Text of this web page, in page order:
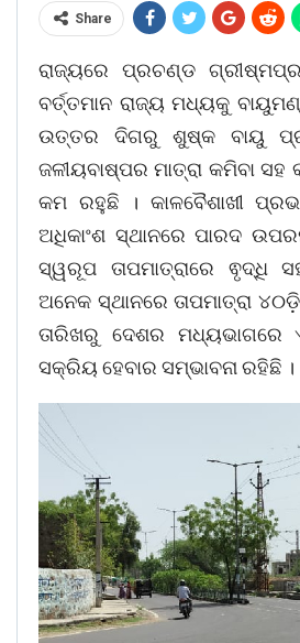
Share
ରାଜ୍ୟରେ ପ୍ରଚଣ୍ଡ
ବର୍ତ୍ତମାନ ରାଜ୍ୟ ମଧ୍ୟକୁ
ଉତ୍ତର ଦିଗରୁ ଶୁଷ୍କ ବାୟୁ
ଜଳୀୟବାଷ୍ପର ମାତ୍ରା କମିବା ସହ
କମ ରହୁଛି । କାଳବୈଶାଖୀ
ଅଧିକାଂଶ ସ୍ଥାନରେ ପାରଦ
ସ୍ୱରୂପ ତାପମାତ୍ରାରେ ଵୃଦ୍ଧି
ଅନେକ ସ୍ଥାନରେ ତାପମାତ୍ରା
ତାରିଖରୁ ଦେଶର ମଧ୍ୟଭାଗରେ
ସକ୍ରିୟ ହେବାର ସମ୍ଭାବନା ରହିଛି ।